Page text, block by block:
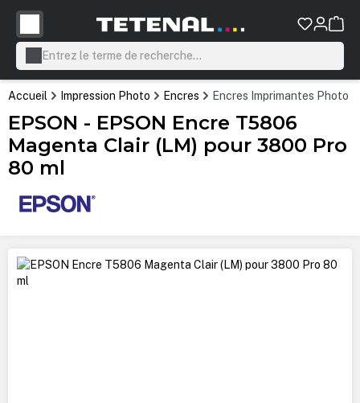
principal
Accueil Impression Photo Encres Encres Imprimantes Photo
EPSON - EPSON Encre T5806
Magenta Clair (LM) pour 3800 Pro
80 ml
Ignorer la galerie d'images